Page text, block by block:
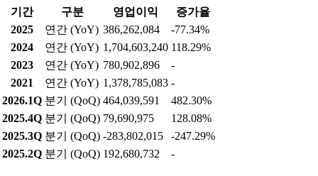
기간 구분 영업이익
증가율
2025
연간 (YoY) 386,262,084
-77.34%
2024
연간 (YoY) 1,704,603,240 118.29%
2023
연간 (YoY) 780,902,896
-
2021
연간 (YoY) 1,378,785,083 -
2026.1Q 분기 (QoQ) 464,039,591
482.30%
2025.4Q 분기 (QoQ) 79,690,975
128.08%
2025.3Q 분기 (QoQ) -283,802,015
-247.29%
2025.2Q 분기 (QoQ) 192,680,732 -